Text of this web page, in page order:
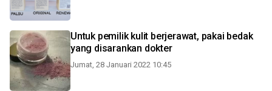
Untuk pemilik kulit berjerawat, pakai bedak
yang disarankan dokter
Jumat, 28 Januari 2022 10:45